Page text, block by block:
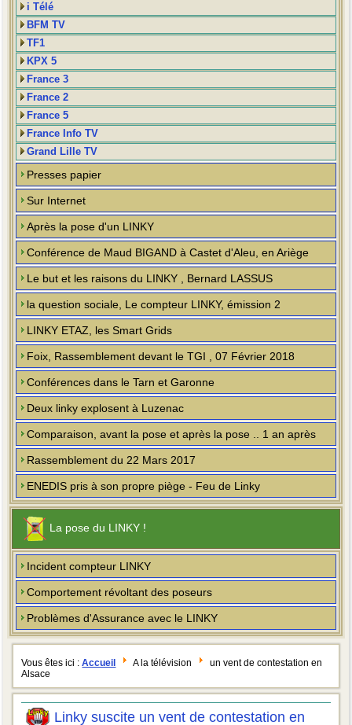
i Télé
BFM TV
TF1
KPX 5
France 3
France 2
France 5
France Info TV
Grand Lille TV
Presses papier
Sur Internet
Après la pose d'un LINKY
Conférence de Maud BIGAND à Castet d'Aleu, en Ariège
Le but et les raisons du LINKY , Bernard LASSUS
la question sociale, Le compteur LINKY, émission 2
LINKY ETAZ, les Smart Grids
Foix, Rassemblement devant le TGI , 07 Février 2018
Conférences dans le Tarn et Garonne
Deux linky explosent à Luzenac
Comparaison, avant la pose et après la pose .. 1 an après
Rassemblement du 22 Mars 2017
ENEDIS pris à son propre piège - Feu de Linky
La pose du LINKY !
Incident compteur LINKY
Comportement révoltant des poseurs
Problèmes d'Assurance avec le LINKY
Vous êtes ici :Accueil A la télévision
un vent de contestation en
Alsace
Linky suscite un vent de contestation en